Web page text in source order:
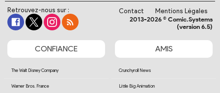
Retrouvez-nous sur : Contact
Mentions Légales
2013-2026 © Comic.Systems
(version 6.5)
CONFIANCE
The Walt Disney Company
Warner Bros. France
AMIS
Crunchyroll News
Little Big Animation